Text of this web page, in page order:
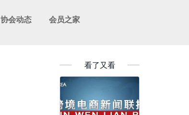
协会动态 会员之家
看了又看